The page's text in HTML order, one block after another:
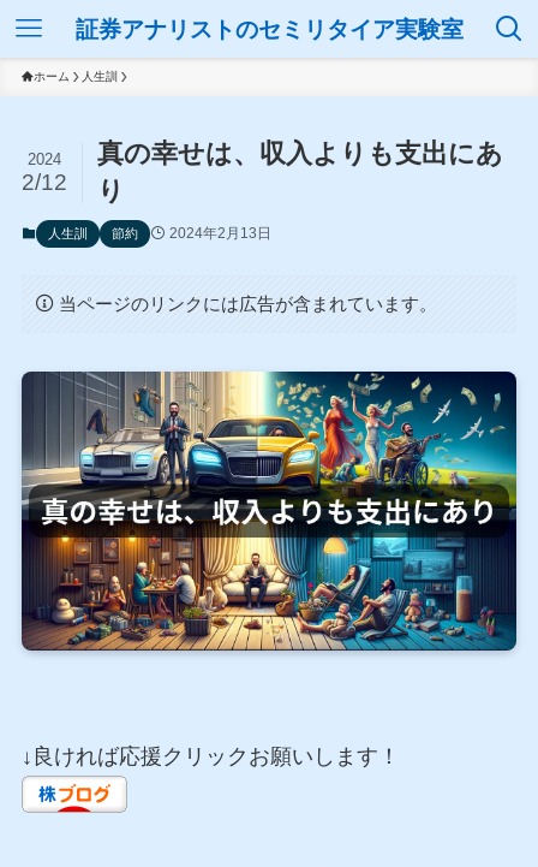
証券アナリストのセミリタイア実験室
ホーム 人生訓
真の幸せは、収入よりも支出にあ
り
2024
2/12
人生訓 節約 2024年2月13日
当ページのリンクには広告が含まれています。
↓良ければ応援クリックお願いします！